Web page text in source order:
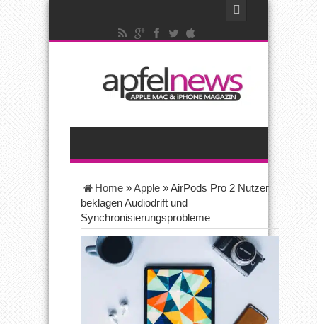
Home »Apple »AirPods Pro 2 Nutzer
beklagen Audiodrift und
Synchronisierungsprobleme